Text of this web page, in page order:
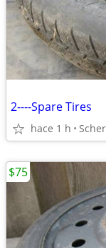
2----Spare Tires
hace 1 h
$75